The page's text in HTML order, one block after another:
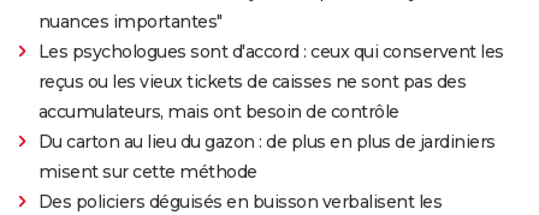
nuances importantes"
Les psychologues sont d'accord : ceux qui conservent les
reçus ou les vieux tickets de caisses ne sont pas des
accumulateurs, mais ont besoin de contrôle
Du carton au lieu du gazon : de plus en plus de jardiniers
misent sur cette méthode
Des policiers déguisés en buisson verbalisent les